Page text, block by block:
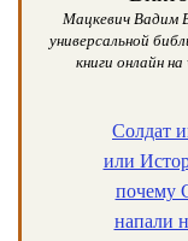
Мацкевич Вадим
универсальной
книги онлайн
Солдат
или
напали